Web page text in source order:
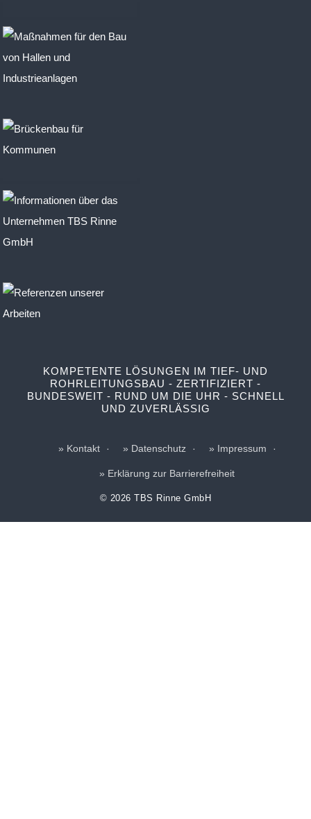
KOMPETENTE LÖSUNGEN IM TIEF- UND
ROHRLEITUNGSBAU - ZERTIFIZIERT -
BUNDESWEIT - RUND UM DIE UHR - SCHNELL
UND ZUVERLÄSSIG
Kontakt Datenschutz Impressum
Erklärung zur Barrierefreiheit
© 2026 TBS Rinne GmbH